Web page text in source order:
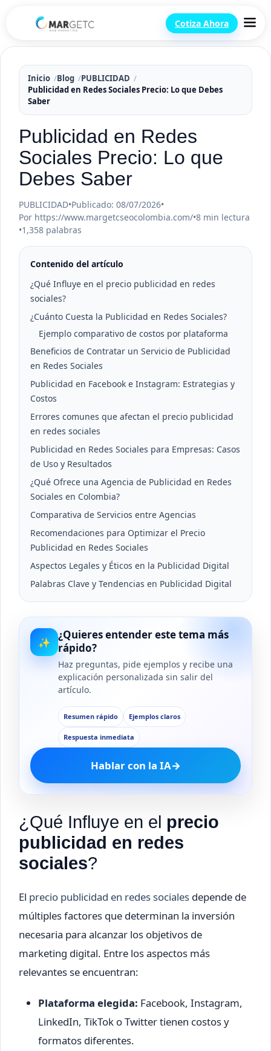
Cotiza Ahora
Inicio Blog
PUBLICIDAD
Publicidad en Redes Sociales Precio: Lo que Debes
Saber
Publicidad en Redes
Sociales Precio: Lo que
Debes Saber
PUBLICIDAD•Publicado: 08/07/2026•
Por https://www.margetcseocolombia.com/•8 min lectura
•1,358 palabras
Contenido del artículo
¿Qué Influye en el precio publicidad en redes
sociales?
¿Cuánto Cuesta la Publicidad en Redes Sociales?
Ejemplo comparativo de costos por plataforma
Beneficios de Contratar un Servicio de Publicidad
en Redes Sociales
Publicidad en Facebook e Instagram: Estrategias y
Costos
Errores comunes que afectan el precio publicidad
en redes sociales
Publicidad en Redes Sociales para Empresas: Casos
de Uso y Resultados
¿Qué Ofrece una Agencia de Publicidad en Redes
Sociales en Colombia?
Comparativa de Servicios entre Agencias
Recomendaciones para Optimizar el Precio
Publicidad en Redes Sociales
Aspectos Legales y Éticos en la Publicidad Digital
Palabras Clave y Tendencias en Publicidad Digital
✨
¿Quieres entender este tema más
rápido?
Haz preguntas, pide ejemplos y recibe una
explicación personalizada sin salir del
artículo.
Resumen rápido Ejemplos claros
Respuesta inmediata
Hablar con la IA→
¿Qué Influye en el precio
publicidad en redes
sociales?
El precio publicidad en redes sociales depende de
múltiples factores que determinan la inversión
necesaria para alcanzar los objetivos de
marketing digital. Entre los aspectos más
relevantes se encuentran:
Plataforma elegida: Facebook, Instagram,
LinkedIn, TikTok o Twitter tienen costos y
formatos diferentes.